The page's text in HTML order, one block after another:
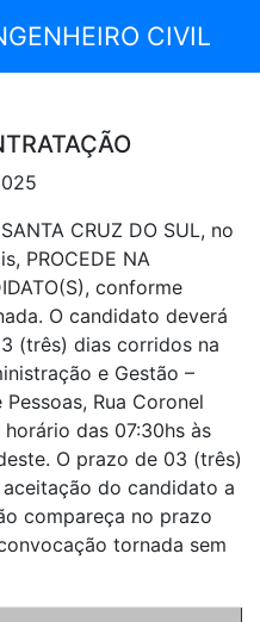
CIVIL
CRUZ DO SUL, no
PROCEDE NA
conforme
O candidato deverá
(três) dias corridos na
e Gestão –
Rua Coronel
horário das 07:30hs às
O prazo de 03 (três)
do candidato a
compareça no prazo
tornada sem